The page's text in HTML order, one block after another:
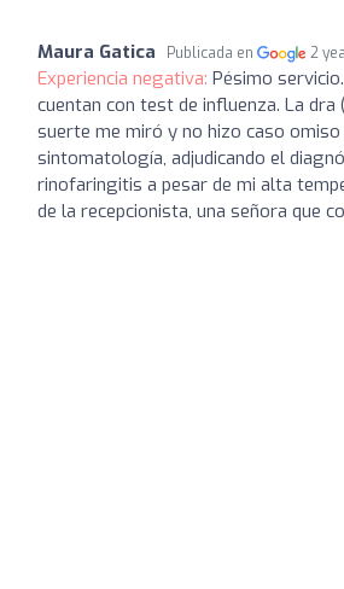
Maura Gatica Publicada en 2
Experiencia negativa: Pésimo
cuentan con test de influenza. La dra
suerte me miró y no hizo caso omiso
sintomatología, adjudicando el
rinofaringitis a pesar de mi alta
de la recepcionista, una señora que